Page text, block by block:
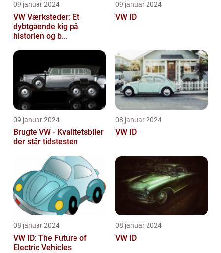
09 januar 2024
VW Værksteder: Et
dybtgående kig på
historien og b...
09 januar 2024
VW ID
09 januar 2024
Brugte VW - Kvalitetsbiler
der står tidstesten
08 januar 2024
VW ID
08 januar 2024
VW ID: The Future of
Electric Vehicles
08 januar 2024
VW ID